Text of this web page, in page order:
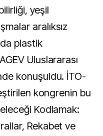
yeşil
aralıksız
plastik
Uluslararası
konuşuldu. İTO-
kongrenin bu
Kodlamak:
Rekabet ve